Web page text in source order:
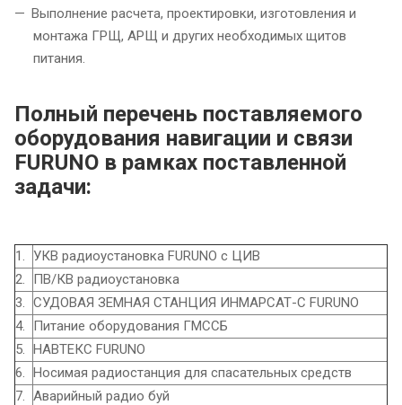
Выполнение расчета, проектировки, изготовления и
монтажа ГРЩ, АРЩ и других необходимых щитов
питания.
Полный перечень поставляемого
оборудования навигации и связи
FURUNO в рамках поставленной
задачи:
1.
УКВ радиоустановка FURUNO с ЦИВ
2.
ПВ/КВ радиоустановка
3. СУДОВАЯ ЗЕМНАЯ СТАНЦИЯ ИНМАРСАТ-С FURUNO
4.
Питание оборудования ГМССБ
5. НАВТЕКС FURUNO
6. Носимая радиостанция для спасательных средств
7. Аварийный радио буй